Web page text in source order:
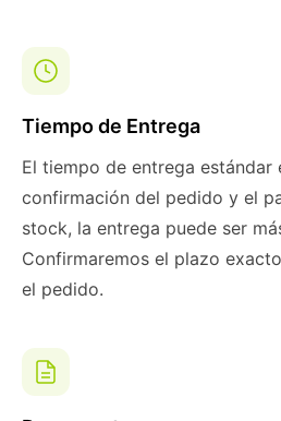
Tiempo de Entrega
El tiempo de entrega estándar
confirmación del pedido y el
stock, la entrega puede ser
Confirmaremos el plazo
el pedido.